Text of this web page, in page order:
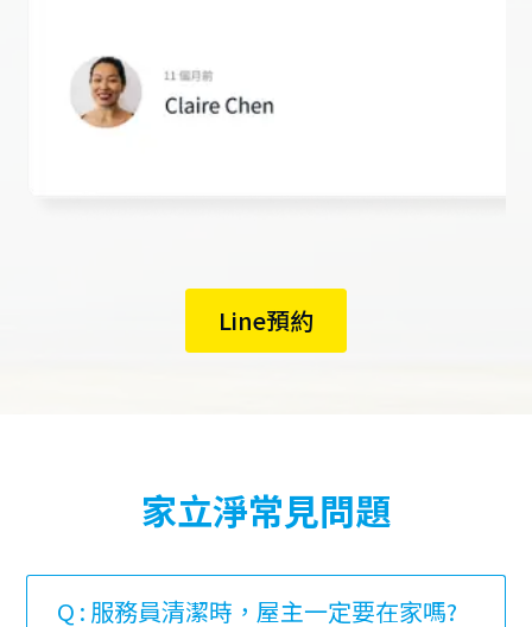
Line預約
家立淨常見問題
Q : 服務員清潔時，屋主一定要在家嗎?